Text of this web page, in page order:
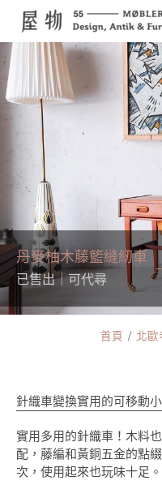
丹麥柚木藤籃縫紉車
已售出｜可代尋
首頁 北歐
針織車變換實用的可移動
實用多用的針織車！木料
配，藤編和黃銅五金的點
次，使用起來也玩味十足。